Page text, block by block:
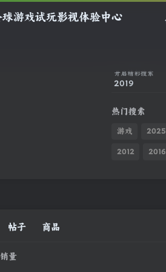
开启精彩搜索
热门搜索
游戏 2025
2012 2016
帖子 商品
销量